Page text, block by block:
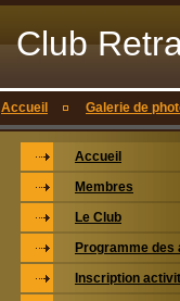
Club
Accueil Galerie de
Accueil
Membres
Le Club
Programme des
Inscription